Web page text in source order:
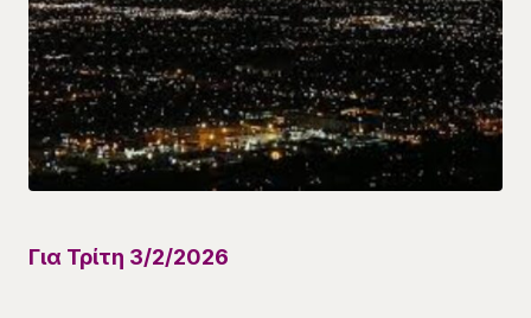
Για Τρίτη 3/2/2026